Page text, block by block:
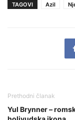
TAGOVI
Azil
Prethodni članak
Yul Brynner –